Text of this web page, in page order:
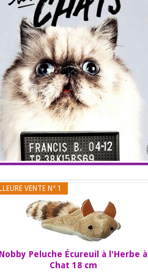
VENTE N° 1
Peluche Écureuil à l'Herbe à
Chat 18 cm